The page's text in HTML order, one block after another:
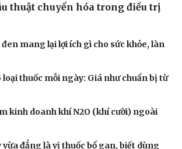
thuật chuyển hóa trong điều trị
đen mang lại lợi ích gì cho sức khỏe, làn
loại thuốc mỗi ngày: Giá như chuẩn bị từ
kinh doanh khí N2O (khí cười) ngoài
vừa đắng là vị thuốc bổ gan, biết dùng